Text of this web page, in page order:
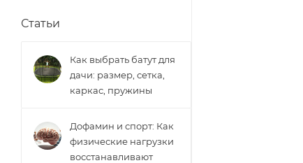
Статьи
Как выбрать батут для
дачи: размер, сетка,
каркас, пружины
Дофамин и спорт: Как
физические нагрузки
восстанавливают